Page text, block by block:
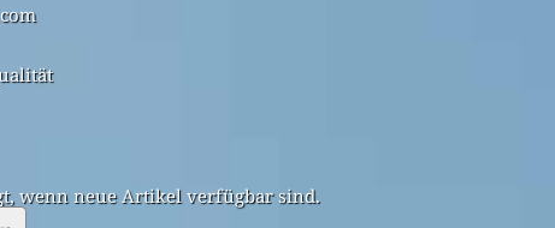
wenn neue Artikel verfügbar sind.